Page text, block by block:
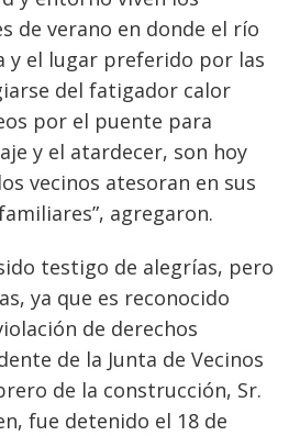
de verano en donde el río
y el lugar preferido por las
del fatigador calor
por el puente para
y el atardecer, son hoy
vecinos atesoran en sus
agregaron.
testigo de alegrías, pero
ya que es reconocido
de derechos
de la Junta de Vecinos
de la construcción, Sr.
fue detenido el 18 de